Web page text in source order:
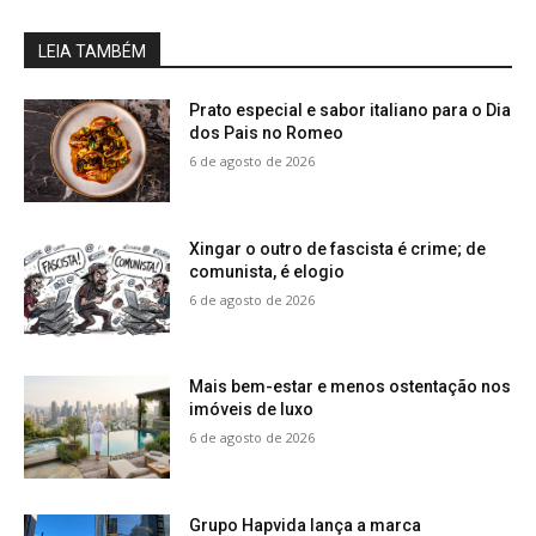
LEIA TAMBÉM
Prato especial e sabor italiano para o Dia
dos Pais no Romeo
6 de agosto de 2026
Xingar o outro de fascista é crime; de
comunista, é elogio
6 de agosto de 2026
Mais bem-estar e menos ostentação nos
imóveis de luxo
6 de agosto de 2026
Grupo Hapvida lança a marca